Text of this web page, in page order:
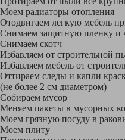
Моем радиаторы отопления
Отодвигаем легкую мебель
Снимаем защитную пленку и
Снимаем скотч
Избавляем от строительной
Избавляем мебель от
Оттираем следы и капли
(не более 2 см диаметром)
Собираем мусор
Меняем пакеты в мусорных
Моем грязную посуду в
Моем плиту